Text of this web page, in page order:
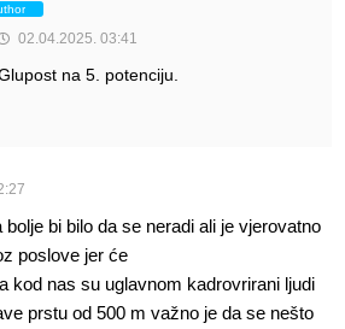
02.04.2025. 03:41
na 5. potenciju.
bi bilo da se neradi ali je vjerovatno
poslove jer će
kod nas su uglavnom kadrovrirani ljudi
prstu od 500 m važno je da se nešto